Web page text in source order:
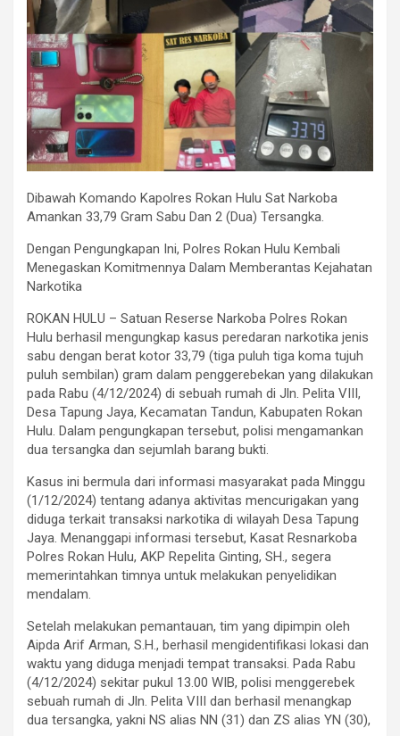
Dibawah Komando Kapolres Rokan Hulu Sat Narkoba
Amankan 33,79 Gram Sabu Dan 2 (Dua) Tersangka.
Dengan Pengungkapan Ini, Polres Rokan Hulu Kembali
Menegaskan Komitmennya Dalam Memberantas Kejahatan
Narkotika
ROKAN HULU – Satuan Reserse Narkoba Polres Rokan
Hulu berhasil mengungkap kasus peredaran narkotika jenis
sabu dengan berat kotor 33,79 (tiga puluh tiga koma tujuh
puluh sembilan) gram dalam penggerebekan yang dilakukan
pada Rabu (4/12/2024) di sebuah rumah di Jln. Pelita VIII,
Desa Tapung Jaya, Kecamatan Tandun, Kabupaten Rokan
Hulu. Dalam pengungkapan tersebut, polisi mengamankan
dua tersangka dan sejumlah barang bukti.
Kasus ini bermula dari informasi masyarakat pada Minggu
(1/12/2024) tentang adanya aktivitas mencurigakan yang
diduga terkait transaksi narkotika di wilayah Desa Tapung
Jaya. Menanggapi informasi tersebut, Kasat Resnarkoba
Polres Rokan Hulu, AKP Repelita Ginting, SH., segera
memerintahkan timnya untuk melakukan penyelidikan
mendalam.
Setelah melakukan pemantauan, tim yang dipimpin oleh
Aipda Arif Arman, S.H., berhasil mengidentifikasi lokasi dan
waktu yang diduga menjadi tempat transaksi. Pada Rabu
(4/12/2024) sekitar pukul 13.00 WIB, polisi menggerebek
sebuah rumah di Jln. Pelita VIII dan berhasil menangkap
dua tersangka, yakni NS alias NN (31) dan ZS alias YN (30),